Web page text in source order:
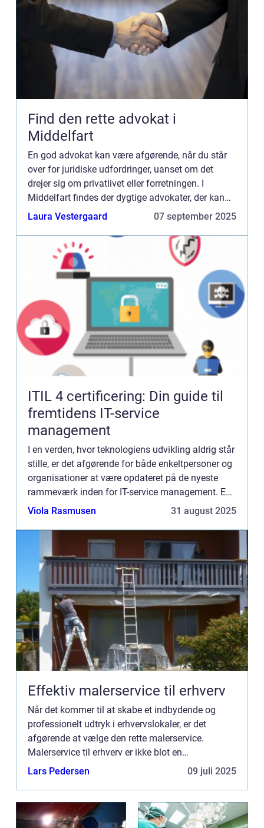
Find den rette advokat i
Middelfart
En god advokat kan være afgørende, når du står
over for juridiske udfordringer, uanset om det
drejer sig om privatlivet eller forretningen. I
Middelfart findes der dygtige advokater, der kan
hjælpe med at navigere i det...
Laura Vestergaard 07 september 2025
ITIL 4 certificering: Din guide til
fremtidens IT-service
management
I en verden, hvor teknologiens udvikling aldrig står
stille, er det afgørende for både enkeltpersoner og
organisationer at være opdateret på de nyeste
rammeværk inden for IT-service management. En
ITIL 4 certifice...
Viola Rasmusen 31 august 2025
Effektiv malerservice til erhverv
Når det kommer til at skabe et indbydende og
professionelt udtryk i erhvervslokaler, er det
afgørende at vælge den rette malerservice.
Malerservice til erhverv er ikke blot en
nødvendighed, men også en investering i vi...
Lars Pedersen 09 juli 2025